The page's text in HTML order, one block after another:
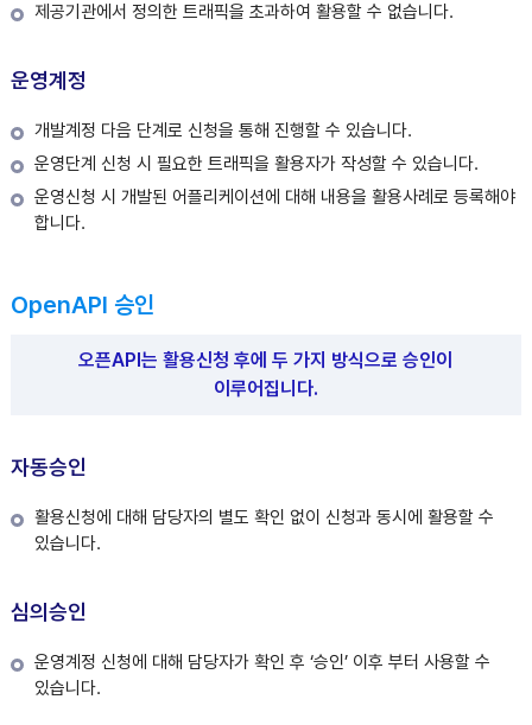
제공기관에서 정의한 트래픽을 초과하여 활용할 수 없습니다.
운영계정
개발계정 다음 단계로 신청을 통해 진행할 수 있습니다.
운영단계 신청 시 필요한 트래픽을 활용자가 작성할 수 있습니다.
운영신청 시 개발된 어플리케이션에 대해 내용을 활용사례로 등록해야
합니다.
OpenAPI 승인
오픈API는 활용신청 후에 두 가지 방식으로 승인이
이루어집니다.
자동승인
활용신청에 대해 담당자의 별도 확인 없이 신청과 동시에 활용할 수
있습니다.
심의승인
운영계정 신청에 대해 담당자가 확인 후 ‘승인’ 이후 부터 사용할 수
있습니다.